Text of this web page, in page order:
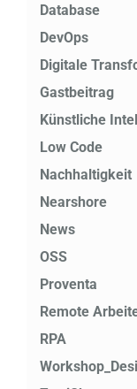
Database
DevOps
Digitale
Gastbeitrag
Künstliche
Low Code
Nachhaltigkeit
Nearshore
News
OSS
Proventa
Remote
RPA